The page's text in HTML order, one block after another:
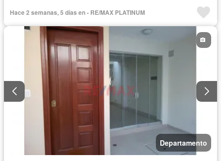
Hace 2 semanas, 5 días en - RE/MAX PLATINUM
Departamento